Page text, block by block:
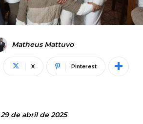
Matheus Mattuvo
X Pinterest
29 de abril de 2025